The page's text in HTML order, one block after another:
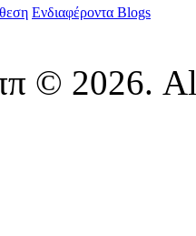
Ενδιαφέροντα Blogs
© 2026.